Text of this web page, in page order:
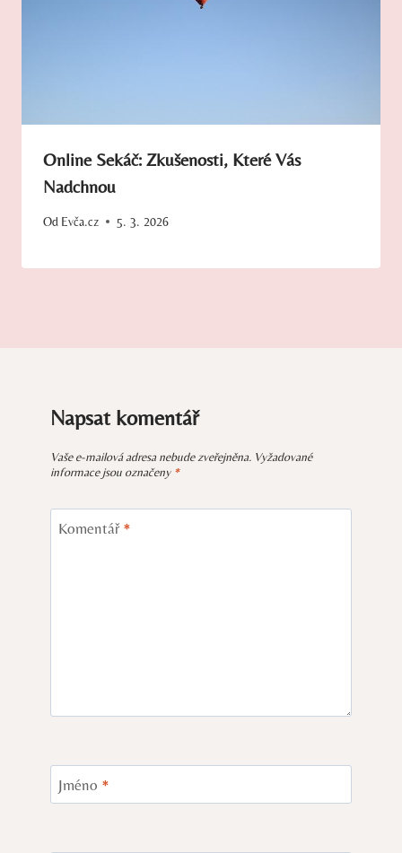
Online Sekáč: Zkušenosti, Které Vás
Nadchnou
Od Evča.cz 5. 3. 2026
Napsat komentář
Vaše e-mailová adresa nebude zveřejněna. Vyžadované
informace jsou označeny *
Komentář *
Jméno *